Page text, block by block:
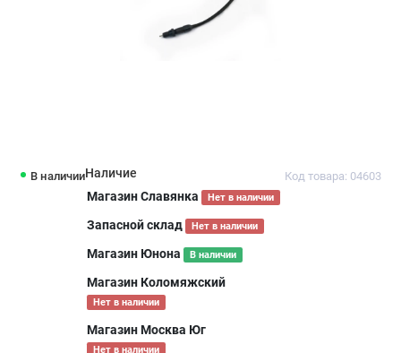
В наличии Код товара: 04603
Наличие
Магазин Славянка
Нет в наличии
Запасной склад Нет в наличии
Магазин Юнона В наличии
Магазин Коломяжский
Нет в наличии
Магазин Москва Юг
Нет в наличии